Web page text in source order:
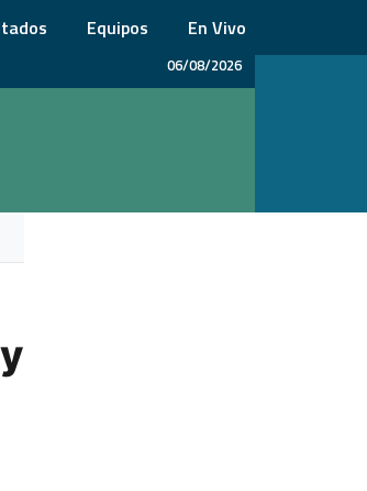
Equipos En Vivo
06/08/2026